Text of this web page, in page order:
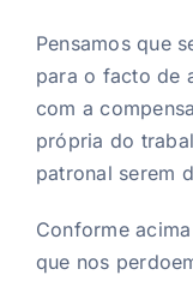
Pensamos que
para o facto de
com a
própria do
patronal serem
Conforme
que nos